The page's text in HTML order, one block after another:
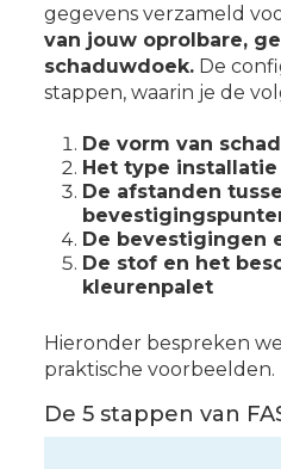
gegevens verzameld
van jouw oprolbare,
schaduwdoek.De
stappen, waarin je de
De vorm van
Het type installatie
De afstanden
De bevestigingen
De stof en het
kleurenpalet
Hieronder bespreken
praktische voorbeelden.
De 5 stappen van